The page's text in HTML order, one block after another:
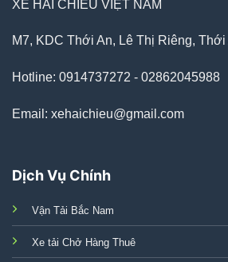
XE HAI CHIỀU VIỆT NAM
M7, KDC Thới An, Lê Thị Riêng, Thới
Hotline: 0914737272 - 02862045988
Email: xehaichieu@gmail.com
Dịch Vụ Chính
Vận Tải Bắc Nam
Xe tải Chở Hàng Thuê